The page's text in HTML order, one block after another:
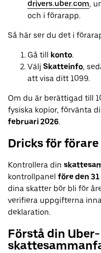
drivers.uber.com,
och i förarapp.
Så här ser du det i
Gå till konto.
Välj Skatteinfo,
att visa ditt 1099.
Om du är berättigad till
fysiska kopior, förvänta
februari 2026.
Dricks för förare
Kontrollera din
kontrollpanel före den
dina skatter bör bli för
verifiera uppgifterna
deklaration.
Förstå din Uber-